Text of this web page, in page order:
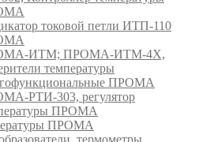
токовой петли ИТП-110
ИТМ; ПРОМА-ИТМ-4Х,
температуры
ПРОМА
РТИ-303, регулятор
ПРОМА
ПРОМА
термометры